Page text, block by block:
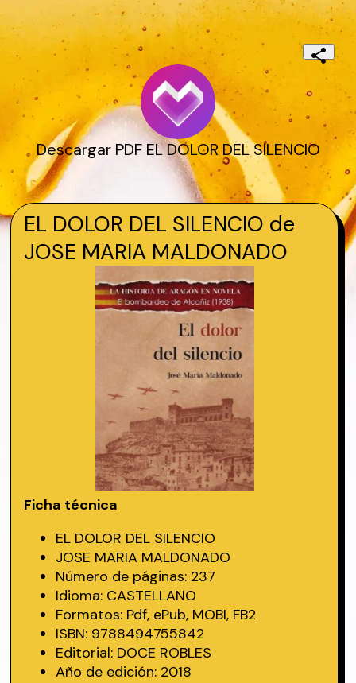
Descargar PDF EL DOLOR DEL SILENCIO
EL DOLOR DEL SILENCIO de
JOSE MARIA MALDONADO
Ficha técnica
EL DOLOR DEL SILENCIO
JOSE MARIA MALDONADO
Número de páginas: 237
Idioma: CASTELLANO
Formatos: Pdf, ePub, MOBI, FB2
ISBN: 9788494755842
Editorial: DOCE ROBLES
Año de edición: 2018